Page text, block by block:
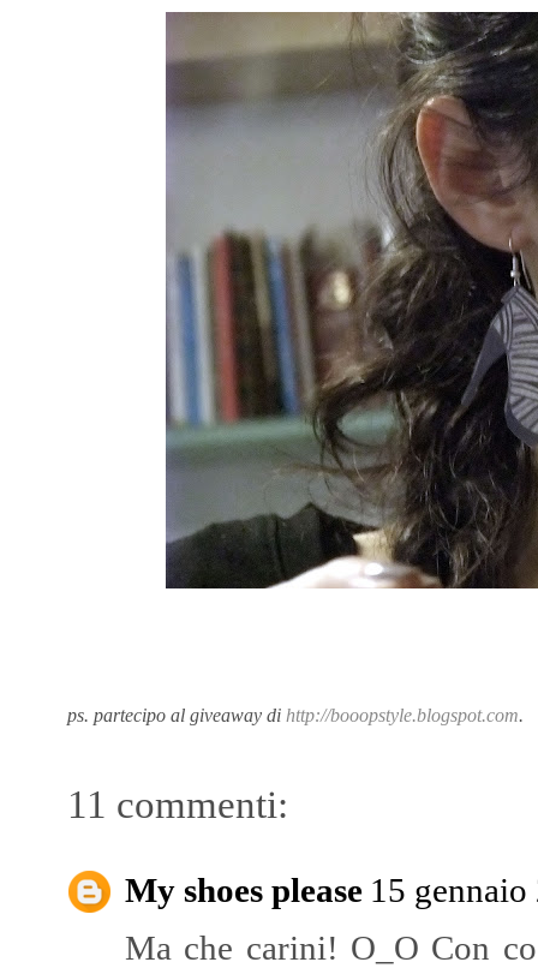
ps. partecipo al giveaway di http://booopstyle.blogspot.com.
11 commenti:
My shoes please 15
Ma che carini! O_O Con